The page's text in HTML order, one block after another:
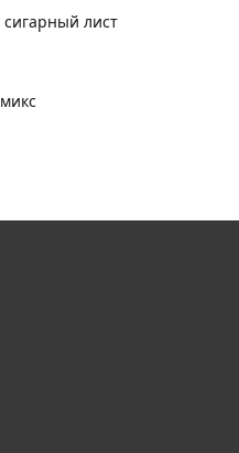
сигарный лист
микс